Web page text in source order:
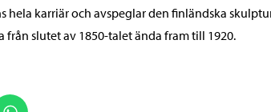
hela karriär och avspeglar den finländska
slutet av 1850-talet ända fram till 1920.
på LinkedIn